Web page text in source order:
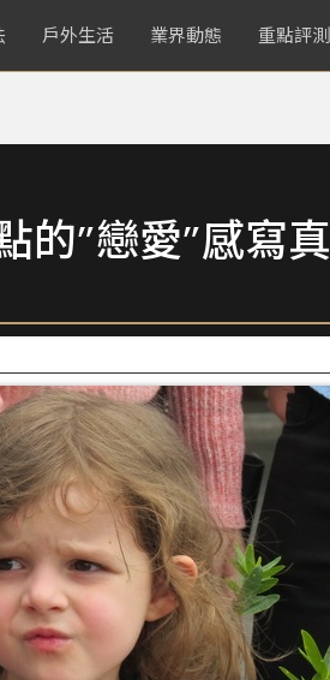
戶外生活 業界動態 重點評測
的”戀愛”感寫真